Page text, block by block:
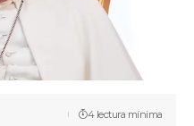
4 lectura mínima